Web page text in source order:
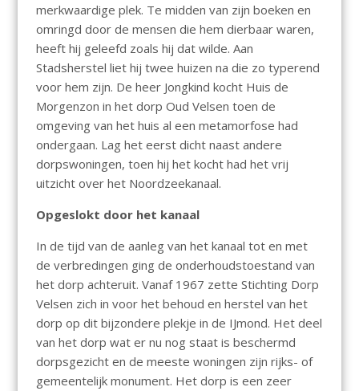
merkwaardige plek. Te midden van zijn boeken en
omringd door de mensen die hem dierbaar waren,
heeft hij geleefd zoals hij dat wilde. Aan
Stadsherstel liet hij twee huizen na die zo typerend
voor hem zijn. De heer Jongkind kocht Huis de
Morgenzon in het dorp Oud Velsen toen de
omgeving van het huis al een metamorfose had
ondergaan. Lag het eerst dicht naast andere
dorpswoningen, toen hij het kocht had het vrij
uitzicht over het Noordzeekanaal.
Opgeslokt door het kanaal
In de tijd van de aanleg van het kanaal tot en met
de verbredingen ging de onderhoudstoestand van
het dorp achteruit. Vanaf 1967 zette Stichting Dorp
Velsen zich in voor het behoud en herstel van het
dorp op dit bijzondere plekje in de IJmond. Het deel
van het dorp wat er nu nog staat is beschermd
dorpsgezicht en de meeste woningen zijn rijks- of
gemeentelijk monument. Het dorp is een zeer